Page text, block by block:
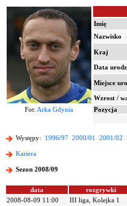
Imię
Nazwisko
Kraj
Data
Miejsce
Wzrost /
Fot: Arka Gdynia Pozycja
Występy: 1996/97 2000/01 2001/02
Kariera
Sezon 2008/09
data rozgrywki
2008-08-09 11:00
III liga, Kolejka 1